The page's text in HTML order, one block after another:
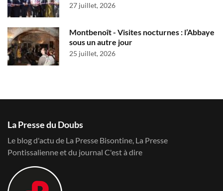
27 juillet, 2026
Montbenoît - Visites nocturnes : l’Abbaye
sous un autre jour
25 juillet, 2026
La Presse du Doubs
Le blog d'actu de La Presse Bisontine, La Presse
Pontissalienne et du journal C'est à dire